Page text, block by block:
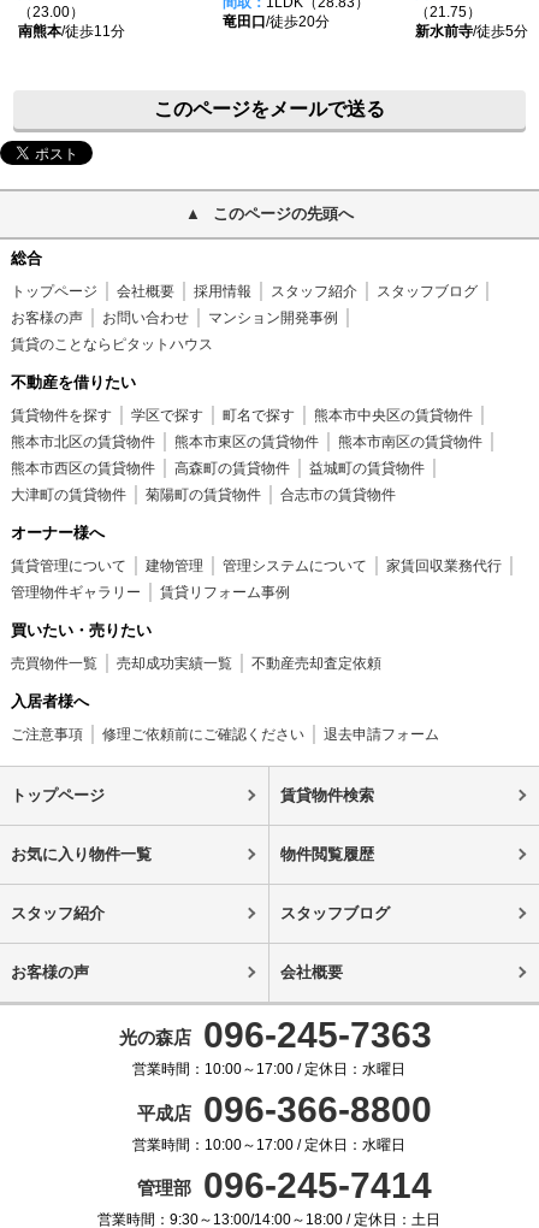
（23.00）
南熊本/徒歩11分
竜田口 /徒歩20分
（21.75）
新水前寺/徒歩5分
このページをメールで送る
このページの先頭へ
総合
トップページ 会社概要 採用情報 スタッフ紹介
スタッフブログ
お客様の声
お問い合わせ
マンション開発事例
賃貸のことならピタットハウス
不動産を借りたい
賃貸物件を探す 学区で探す 町名で探す
熊本市中央区の賃貸物件
熊本市北区の賃貸物件
熊本市東区の賃貸物件
熊本市南区の賃貸物件
熊本市西区の賃貸物件
高森町の賃貸物件
益城町の賃貸物件
大津町の賃貸物件
菊陽町の賃貸物件 合志市の賃貸物件
オーナー様へ
賃貸管理について 建物管理 管理システムについて
家賃回収業務代行
管理物件ギャラリー
賃貸リフォーム事例
買いたい・売りたい
売買物件一覧 売却成功実績一覧 不動産売却査定依頼
入居者様へ
ご注意事項 修理ご依頼前にご確認ください 退去申請フォーム
トップページ 賃貸物件検索
お気に入り物件一覧 物件閲覧履歴
スタッフ紹介 スタッフブログ
お客様の声 会社概要
光の森店 096-245-7363
営業時間：10:00～17:00 / 定休日：水曜日
平成店 096-366-8800
営業時間：10:00～17:00 / 定休日：水曜日
管理部 096-245-7414
営業時間：9:30～13:00/14:00～18:00 / 定休日：土日